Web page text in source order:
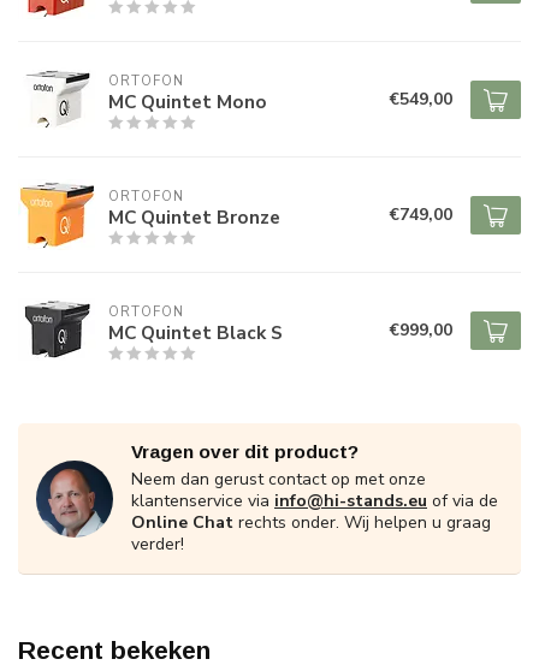
ORTOFON
MC Quintet Mono €549,00
ORTOFON
MC Quintet Bronze €749,00
ORTOFON
MC Quintet Black S €999,00
Vragen over dit product?
Neem dan gerust contact op met onze
klantenservice via info@hi-stands.eu of via de
Online Chat rechts onder. Wij helpen u graag
verder!
Recent bekeken